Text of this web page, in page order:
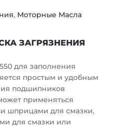
, Моторные Масла
ЗАГРЯЗНЕНИЯ
для заполнения
простым и удобным
подшипников
применяться
шприцами для смазки,
для смазки или